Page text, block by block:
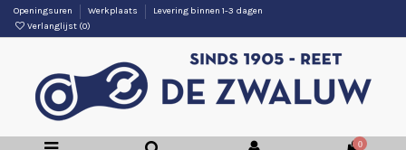
Openingsuren Werkplaats
Levering binnen 1-3 dagen
Verlanglijst (0)
0